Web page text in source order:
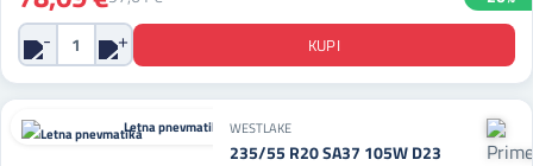
Letna pnevmatika WESTLAKE
235/55 R20 SA37 105W D23